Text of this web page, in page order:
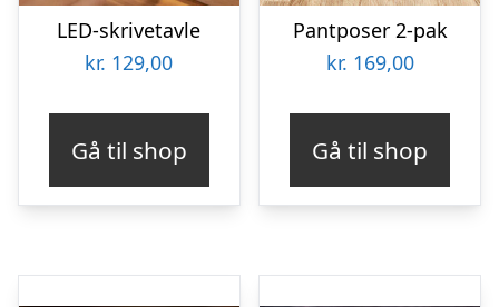
LED-skrivetavle
kr. 129,00
Gå til shop
Pantposer 2-pak
kr. 169,00
Gå til shop